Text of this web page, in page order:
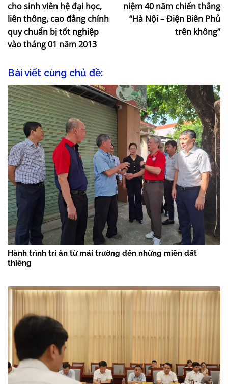
cho sinh viên hệ đại học,
liên thông, cao đẳng chính
quy chuẩn bị tốt nghiệp
vào tháng 01 năm 2013
niệm 40 năm chiến thắng
“Hà Nội – Điện Biên Phủ
trên không”
Bài viết cùng chủ đề:
Hành trình tri ân từ mái trường đến những miền đất
thiêng